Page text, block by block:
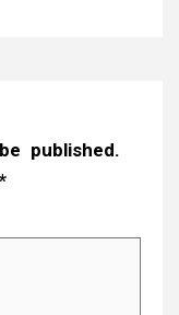
published.
*